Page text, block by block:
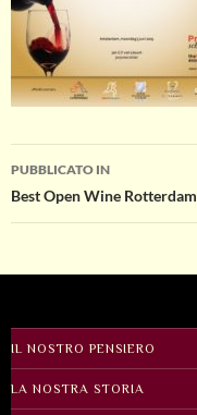
Navigazione
articolo
PUBBLICATO IN
Best Open Wine Rotterdam
IL NOSTRO PENSIERO
LA NOSTRA STORIA